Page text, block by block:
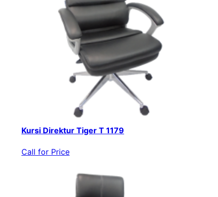
Kursi Direktur Tiger T 1179
Call for Price